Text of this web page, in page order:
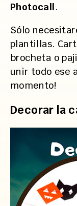
Photocall.
Sólo
plantillas.
brocheta o
unir todo ese
momento!
Decorar la